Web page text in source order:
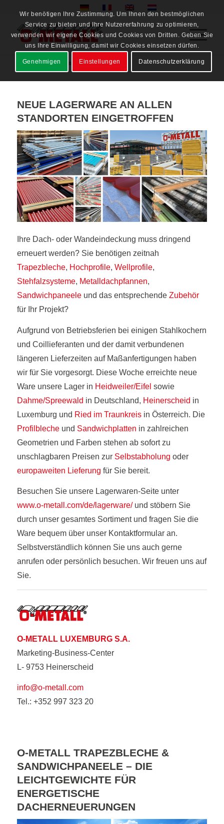
Startseite / Neuigkeiten / / 2023 / Juli
NEUE LAGERWARE AN ALLEN
STANDORTEN EINGETROFFEN
Ihre Dach- oder Wandeindeckung muss dringend
erneuert werden? Sie benötigen zeitnah
Trapezbleche, Hochprofile, Wellprofile,
Stehfalzsysteme, Metalldachpfannen,
Sandwichpaneeleund das entsprechende Zubehör
für Ihr Projekt?
Aufgrund von Betriebsferien bei einigen Stahlkochern
und Coillieferanten und der damit verbundenen
längeren Lieferzeiten auf Maßanfertigungen haben
wir für Sie vorgesorgt. Diese Woche erreichte neue
Ware unsere Lager in Heidweiler/Eifel sowie
Dahme/Spreewald in Deutschland, Heinerscheid in
Luxemburg und Ried im Traunkreisin Österreich. Die
Profilblecheund Sandwichplatten in zahlreichen
Geometrien und Farben stehen ab sofort zu
unschlagbaren Preisen zur Selbstabholung oder
europaweiten Lieferung für Sie bereit.
Besuchen Sie unsere Lagerwaren-Seite unter
www.o-metall.com/de/lagerware/und stöbern Sie
durch unser gesamtes Sortiment und fragen Sie die
Ware bequem über unser Kontaktformular an.
Selbstverständlich können Sie uns auch gerne
anrufen oder persönlich besuchen. Wir freuen uns auf
Sie.
O-METALL LUXEMBURG S.A.
Marketing-Business-Center
L- 9753 Heinerscheid
info@o-metall.com
Tel.: +352 997 323 20
O-METALL TRAPEZBLECHE &
SANDWICHPANEELE – DIE
LEICHTGEWICHTE FÜR
ENERGETISCHE
DACHERNEUERUNGEN
Wir benötigen Ihre Zustimmung. Um Ihnen den bestmöglichen
Service zu bieten und Ihre Nutzererfahrung zu optimieren,
verwenden wir eigene Cookies und Cookies von Dritten. Geben Sie
uns Ihre Einwilligung, damit wir Cookies einsetzen dürfen.
Genehmigen Einstellungen Datenschutzerklärung